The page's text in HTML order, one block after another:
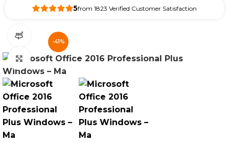
5from 1823 Verified Customer Satisfaction
-41%
360 vista del prodotto
Clicca per ingrandire